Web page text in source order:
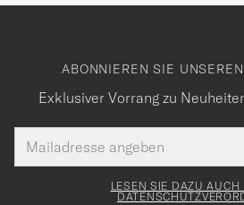
ABONNIEREN SIE
Exklusiver Vorrang zu
Mail
Adresse
Tack
för
LESEN SIE DAZU AUCH